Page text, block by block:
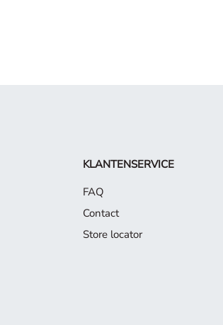
KLANTENSERVICE
FAQ
Contact
Store locator